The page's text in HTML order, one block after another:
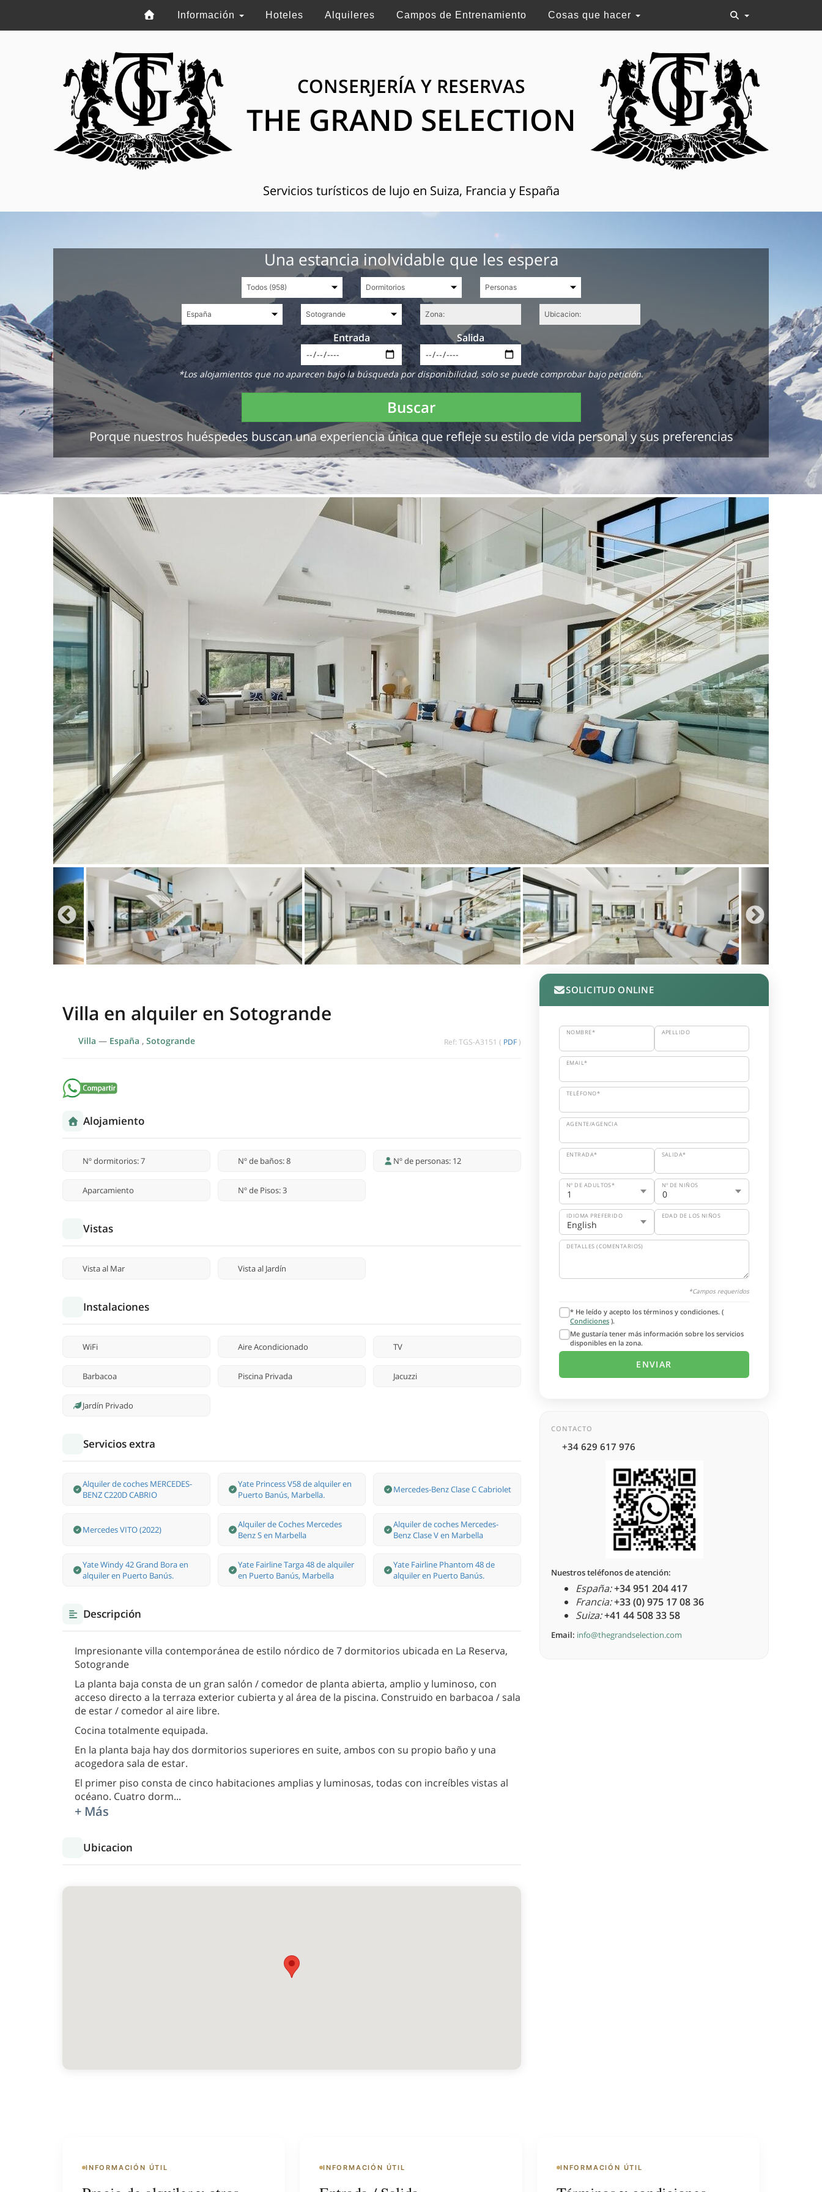
Información Hoteles Alquileres Campos de Entrenamiento Cosas que hacer
CONSERJERÍA Y RESERVAS
THE GRAND SELECTION
Servicios turísticos de lujo en Suiza, Francia y España
Una estancia inolvidable que les espera
Entrada Salida
*Los alojamientos que no aparecen bajo la búsqueda por disponibilidad, solo se puede comprobar bajo petición.
Buscar
Porque nuestros huéspedes buscan una experiencia única que refleje su estilo de vida personal y sus preferencias
Villa en alquiler en Sotogrande
Villa — España , Sotogrande Ref: TGS-A3151 ( PDF )
Alojamiento
Nº dormitorios: 7 Nº de baños: 8 Nº de personas: 12
Aparcamiento Nº de Pisos: 3
Vistas
Vista al Mar Vista al Jardín
Instalaciones
WiFi Aire Acondicionado TV
Barbacoa Piscina Privada Jacuzzi
Jardín Privado
Servicios extra
Alquiler de coches MERCEDES-
BENZ C220D CABRIO
Yate Princess V58 de alquiler en
Puerto Banús, Marbella.
Mercedes-Benz Clase С Cabriolet
Mercedes VITO (2022)
Alquiler de Coches Mercedes
Benz S en Marbella
Alquiler de coches Mercedes-
Benz Clase V en Marbella
Yate Windy 42 Grand Bora en
alquiler en Puerto Banús.
Yate Fairline Targa 48 de alquiler
en Puerto Banús, Marbella
Yate Fairline Phantom 48 de
alquiler en Puerto Banús.
Descripción
Impresionante villa contemporánea de estilo nórdico de 7 dormitorios ubicada en La Reserva,
Sotogrande
La planta baja consta de un gran salón / comedor de planta abierta, amplio y luminoso, con
acceso directo a la terraza exterior cubierta y al área de la piscina. Construido en barbacoa / sala
de estar / comedor al aire libre.
Cocina totalmente equipada.
En la planta baja hay dos dormitorios superiores en suite, ambos con su propio baño y una
acogedora sala de estar.
El primer piso consta de cinco habitaciones amplias y luminosas, todas con increíbles vistas al
océano. Cuatro dorm...
+ Más
Ubicacion
SOLICITUD ONLINE
NOMBRE* APELLIDO
EMAIL*
TELÉFONO*
AGENTE/AGENCIA
ENTRADA* SALIDA*
Nº DE ADULTOS* Nº DE NIÑOS
IDIOMA PREFERIDO EDAD DE LOS NIÑOS
DETALLES (COMENTARIOS)
*Campos requeridos
* He leído y acepto los términos y condiciones. (
Condiciones ).
Me gustaría tener más información sobre los servicios
disponibles en la zona.
CONTACTO
+34 629 617 976
Nuestros teléfonos de atención:
España:+34 951 204 417
Francia:+33 (0) 975 17 08 36
Suiza:+41 44 508 33 58
Email: info@thegrandselection.com
INFORMACIÓN ÚTIL INFORMACIÓN ÚTIL INFORMACIÓN ÚTIL